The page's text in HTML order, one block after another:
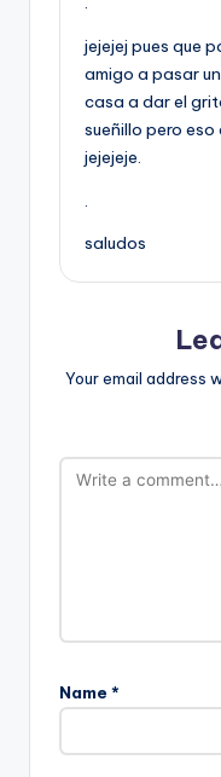
jejejej pues que
amigo a pasar
casa a dar el
sueñillo pero eso
jejejeje.
.
saludos
Your email address
Name *